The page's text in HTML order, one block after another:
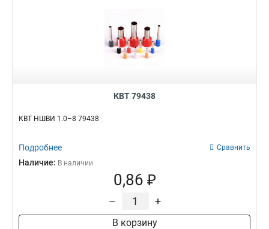
КВТ 79438
КВТ НШВИ 1.0–8 79438
Подробнее Сравнить
Наличие: В наличии
0,86 ₽
– +
В корзину